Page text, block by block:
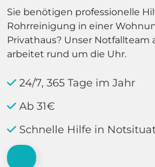
Sie benötigen professionelle
Rohrreinigung in einer
Privathaus? Unser Notfallteam
arbeitet rund um die Uhr.
24/7, 365 Tage im Jahr
Ab 31€
Schnelle Hilfe in